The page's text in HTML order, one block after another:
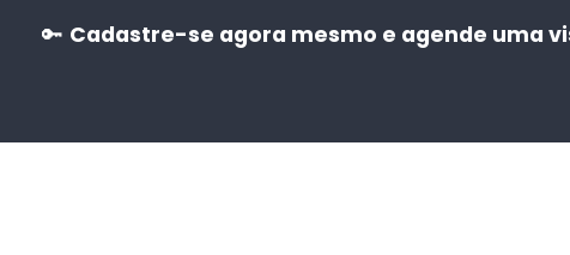
🔑 Cadastre-se agora mesmo e agende uma